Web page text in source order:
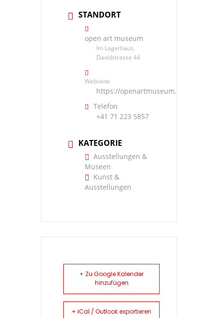
STANDORT
open art museum
Im Lagerhaus,
Davidstrasse 44
Webseite
https://openartmuseum.ch/
Telefon
+41 71 223 5857
KATEGORIE
Ausstellungen &
Museen
Kunst &
Ausstellungen
+ Zu Google Kalender
hinzufügen
+ iCal / Outlook exportieren